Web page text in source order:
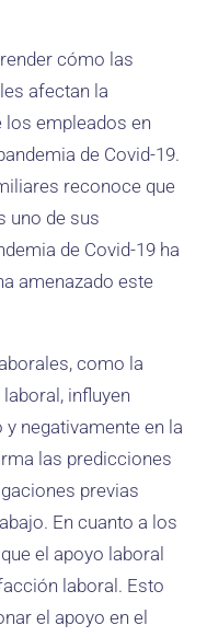
cómo las
afectan la
empleados en
de Covid-19.
reconoce que
uno de sus
de Covid-19 ha
amenazado este
como la
influyen
negativamente en la
las predicciones
previas
En cuanto a los
el apoyo laboral
laboral. Esto
el apoyo en el